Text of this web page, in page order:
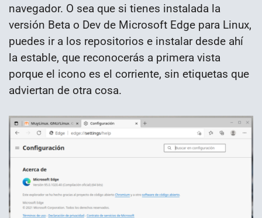
navegador. O sea que si tienes instalada la
versión Beta o Dev de Microsoft Edge para Linux,
puedes ir a los repositorios e instalar desde ahí
la estable, que reconocerás a primera vista
porque el icono es el corriente, sin etiquetas que
adviertan de otra cosa.